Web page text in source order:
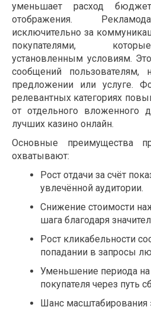
уменьшает расход
отображения.
исключительно за
покупателями,
установленным условиям.
сообщений
предложении или услуге.
релевантных категориях
от отдельного вложенного
лучших казино онлайн.
Основные преимущества
охватывают:
Рост отдачи за счёт
увлечённой аудитории.
Снижение стоимости
шага благодаря
Рост кликабельности
попадании в запросы
Уменьшение периода
покупателя через путь
Шанс